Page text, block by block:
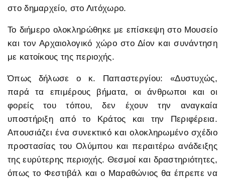
στο δημαρχείο, στο Λιτόχωρο.
Το διήμερο ολοκληρώθηκε με επίσκεψη στο Μουσείο
και τον Αρχαιολογικό χώρο στο Δίον και συνάντηση
με κατοίκους της περιοχής.
Όπως δήλωσε ο κ. Παπαστεργίου: «Δυστυχώς,
παρά τα επιμέρους βήματα, οι άνθρωποι και οι
φορείς του τόπου, δεν έχουν την αναγκαία
υποστήριξη από το Κράτος και την Περιφέρεια.
Απουσιάζει ένα συνεκτικό και ολοκληρωμένο σχέδιο
προστασίας του Ολύμπου και περαιτέρω ανάδειξης
της ευρύτερης περιοχής. Θεσμοί και δραστηριότητες,
όπως το Φεστιβάλ και ο Μαραθώνιος θα έπρεπε να